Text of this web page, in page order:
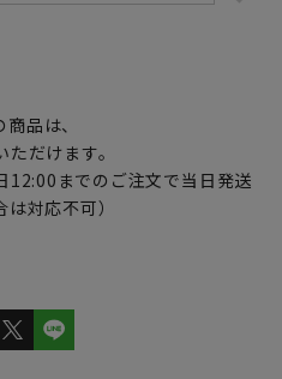
品は、
だけます。
12:00までのご注文で当日発送
対応不可）